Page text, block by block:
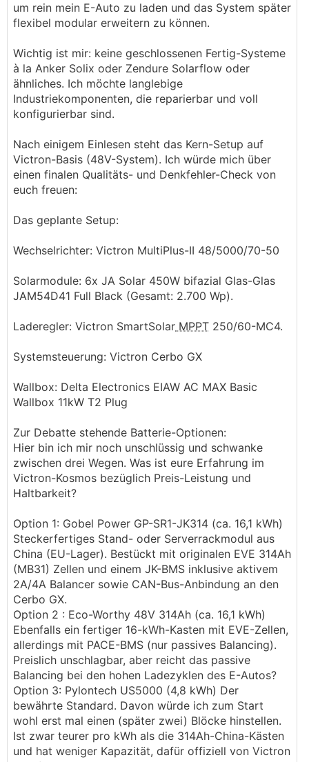
um rein mein E-Auto zu laden und das System später
flexibel modular erweitern zu können.
Wichtig ist mir: keine geschlossenen Fertig-Systeme
à la Anker Solix oder Zendure Solarflow oder
ähnliches. Ich möchte langlebige
Industriekomponenten, die reparierbar und voll
konfigurierbar sind.
Nach einigem Einlesen steht das Kern-Setup auf
Victron-Basis (48V-System). Ich würde mich über
einen finalen Qualitäts- und Denkfehler-Check von
euch freuen:
Das geplante Setup:
Wechselrichter: Victron MultiPlus-II 48/5000/70-50
Solarmodule: 6x JA Solar 450W bifazial Glas-Glas
JAM54D41 Full Black (Gesamt: 2.700 Wp).
Laderegler: Victron SmartSolar MPPT 250/60-MC4.
Systemsteuerung: Victron Cerbo GX
Wallbox: Delta Electronics EIAW AC MAX Basic
Wallbox 11kW T2 Plug
Zur Debatte stehende Batterie-Optionen:
Hier bin ich mir noch unschlüssig und schwanke
zwischen drei Wegen. Was ist eure Erfahrung im
Victron-Kosmos bezüglich Preis-Leistung und
Haltbarkeit?
Option 1: Gobel Power GP-SR1-JK314 (ca. 16,1 kWh)
Steckerfertiges Stand- oder Serverrackmodul aus
China (EU-Lager). Bestückt mit originalen EVE 314Ah
(MB31) Zellen und einem JK-BMS inklusive aktivem
2A/4A Balancer sowie CAN-Bus-Anbindung an den
Cerbo GX.
Option 2 : Eco-Worthy 48V 314Ah (ca. 16,1 kWh)
Ebenfalls ein fertiger 16-kWh-Kasten mit EVE-Zellen,
allerdings mit PACE-BMS (nur passives Balancing).
Preislich unschlagbar, aber reicht das passive
Balancing bei den hohen Ladezyklen des E-Autos?
Option 3: Pylontech US5000 (4,8 kWh) Der
bewährte Standard. Davon würde ich zum Start
wohl erst mal einen (später zwei) Blöcke hinstellen.
Ist zwar teurer pro kWh als die 314Ah-China-Kästen
und hat weniger Kapazität, dafür offiziell von Victron